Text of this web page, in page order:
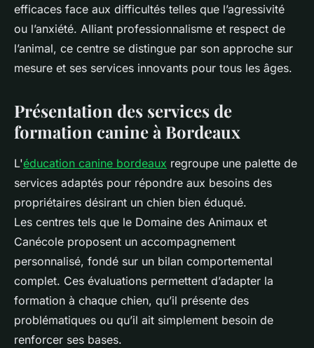
efficaces face aux difficultés telles que l’agressivité
ou l’anxiété. Alliant professionnalisme et respect de
l’animal, ce centre se distingue par son approche sur
mesure et ses services innovants pour tous les âges.
Présentation des services de
formation canine à Bordeaux
L'éducation canine bordeaux regroupe une palette de
services adaptés pour répondre aux besoins des
propriétaires désirant un chien bien éduqué.
Les centres tels que le Domaine des Animaux et
Canécole proposent un accompagnement
personnalisé, fondé sur un bilan comportemental
complet. Ces évaluations permettent d’adapter la
formation à chaque chien, qu’il présente des
problématiques ou qu’il ait simplement besoin de
renforcer ses bases.